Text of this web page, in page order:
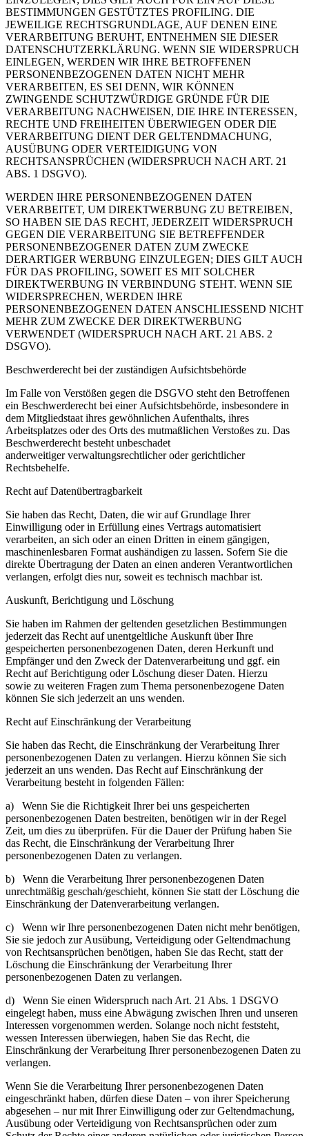
BESTIMMUNGEN GESTÜTZTES PROFILING. DIE
JEWEILIGE RECHTSGRUNDLAGE, AUF DENEN EINE
VERARBEITUNG BERUHT, ENTNEHMEN SIE DIESER
DATENSCHUTZERKLÄRUNG. WENN SIE WIDERSPRUCH
EINLEGEN, WERDEN WIR IHRE BETROFFENEN
PERSONENBEZOGENEN DATEN NICHT MEHR
VERARBEITEN, ES SEI DENN, WIR KÖNNEN
ZWINGENDE SCHUTZWÜRDIGE GRÜNDE FÜR DIE
VERARBEITUNG NACHWEISEN, DIE IHRE INTERESSEN,
RECHTE UND FREIHEITEN ÜBERWIEGEN ODER DIE
VERARBEITUNG DIENT DER GELTENDMACHUNG,
AUSÜBUNG ODER VERTEIDIGUNG VON
RECHTSANSPRÜCHEN (WIDERSPRUCH NACH ART. 21
ABS. 1 DSGVO).
WERDEN IHRE PERSONENBEZOGENEN DATEN
VERARBEITET, UM DIREKTWERBUNG ZU BETREIBEN,
SO HABEN SIE DAS RECHT, JEDERZEIT WIDERSPRUCH
GEGEN DIE VERARBEITUNG SIE BETREFFENDER
PERSONENBEZOGENER DATEN ZUM ZWECKE
DERARTIGER WERBUNG EINZULEGEN; DIES GILT AUCH
FÜR DAS PROFILING, SOWEIT ES MIT SOLCHER
DIREKTWERBUNG IN VERBINDUNG STEHT. WENN SIE
WIDERSPRECHEN, WERDEN IHRE
PERSONENBEZOGENEN DATEN ANSCHLIESSEND NICHT
MEHR ZUM ZWECKE DER DIREKTWERBUNG
VERWENDET (WIDERSPRUCH NACH ART. 21 ABS. 2
DSGVO).
Beschwerderecht bei der zuständigen Aufsichtsbehörde
Im Falle von Verstößen gegen die DSGVO steht den Betroffenen
ein Beschwerderecht bei einer Aufsichtsbehörde, insbesondere in
dem Mitgliedstaat ihres gewöhnlichen Aufenthalts, ihres
Arbeitsplatzes oder des Orts des mutmaßlichen Verstoßes zu. Das
Beschwerderecht besteht unbeschadet
anderweitigerverwaltungsrechtlicher oder gerichtlicher
Rechtsbehelfe.
Recht auf Datenübertragbarkeit
Sie haben das Recht, Daten, die wir auf Grundlage Ihrer
Einwilligung oder in Erfüllung eines Vertrags automatisiert
verarbeiten, an sich oder an einen Dritten in einem gängigen,
maschinenlesbaren Format aushändigen zu lassen. Sofern Sie die
direkte Übertragung der Daten an einen anderen Verantwortlichen
verlangen, erfolgt dies nur, soweit es technisch machbar ist.
Auskunft, Berichtigung und Löschung
Sie haben im Rahmen der geltenden gesetzlichen Bestimmungen
jederzeit das Recht auf unentgeltliche Auskunft über Ihre
gespeicherten personenbezogenen Daten, deren Herkunft und
Empfänger und den Zweck der Datenverarbeitung und ggf. ein
Recht auf Berichtigung oder Löschung dieser Daten. Hierzu
sowie zu weiteren Fragen zum Thema personenbezogene Daten
können Sie sich jederzeit an uns wenden.
Recht auf Einschränkung der Verarbeitung
Sie haben das Recht, die Einschränkung der Verarbeitung Ihrer
personenbezogenen Daten zu verlangen. Hierzu können Sie sich
jederzeit an uns wenden. Das Recht auf Einschränkung der
Verarbeitung besteht in folgenden Fällen:
a) Wenn Sie die Richtigkeit Ihrer bei uns gespeicherten
personenbezogenen Daten bestreiten, benötigen wirin der Regel
Zeit, um dies zu überprüfen. Für die Dauer der Prüfung haben Sie
das Recht, die Einschränkung der Verarbeitung Ihrer
personenbezogenen Daten zu verlangen.
b) Wenn die Verarbeitung Ihrer personenbezogenen Daten
unrechtmäßig geschah/geschieht, können Sie statt der Löschung die
Einschränkung der Datenverarbeitung verlangen.
c) Wenn wir Ihre personenbezogenen Daten nicht mehr benötigen,
Sie sie jedoch zur Ausübung, Verteidigung oder Geltendmachung
von Rechtsansprüchen benötigen, haben Sie das Recht, statt der
Löschung die Einschränkung der Verarbeitung Ihrer
personenbezogenen Daten zu verlangen.
d) Wenn Sie einen Widerspruch nach Art. 21 Abs. 1 DSGVO
eingelegt haben, muss eine Abwägung zwischen Ihren und unseren
Interessen vorgenommen werden. Solange noch nicht feststeht,
wessen Interessen überwiegen, haben Sie das Recht, die
Einschränkung der Verarbeitung Ihrer personenbezogenen Daten zu
verlangen.
Wenn Sie die Verarbeitung Ihrer personenbezogenen Daten
eingeschränkt haben, dürfen diese Daten – von ihrer Speicherung
abgesehen – nur mit Ihrer Einwilligung oder zur Geltendmachung,
Ausübung oder Verteidigung von Rechtsansprüchen oder zum